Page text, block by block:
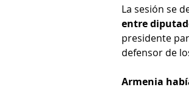
La sesión se
entre
presidente
defensor de
Armenia